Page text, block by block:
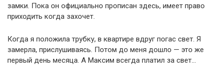
замки. Пока он официально прописан здесь, имеет право
приходить когда захочет.
Когда я положила трубку, в квартире вдруг погас свет. Я
замерла, прислушиваясь. Потом до меня дошло — это же
первый день месяца. А Максим всегда платил за свет…